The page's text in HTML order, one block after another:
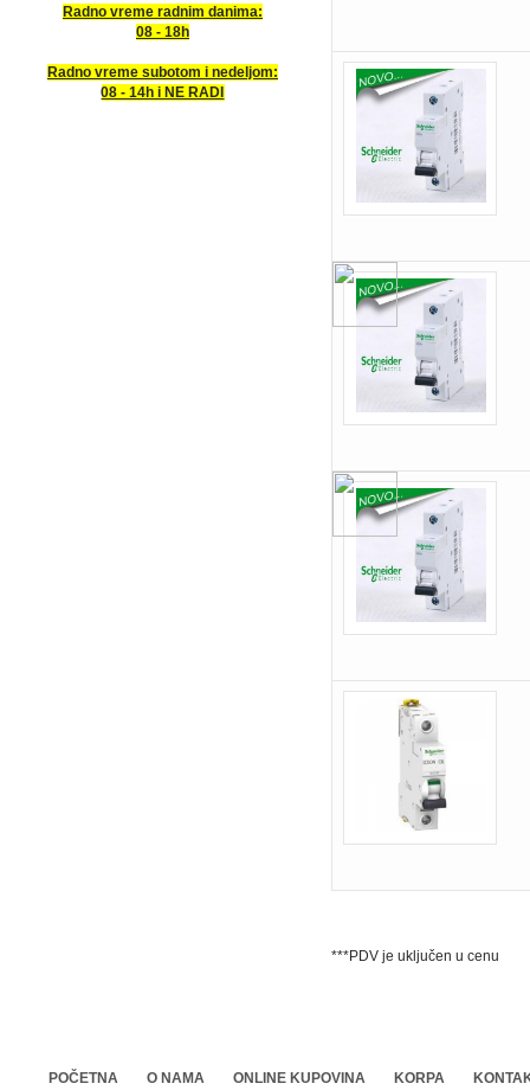
Radno vreme radnim danima:
08 - 18h
Radno vreme subotom i nedeljom:
08 - 14h i NE RADI
***PDV je uključen u cenu
POČETNA O NAMA ONLINE KUPOVINA KORPA